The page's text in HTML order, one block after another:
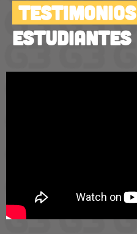
TESTIMONIOS
ESTUDIANTES